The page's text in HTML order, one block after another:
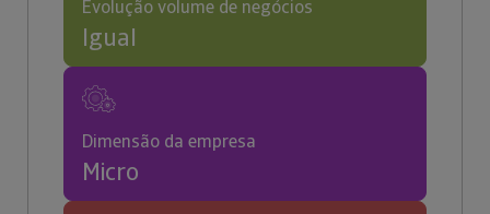
Evolução volume de negócios
Igual
Dimensão da empresa
Micro